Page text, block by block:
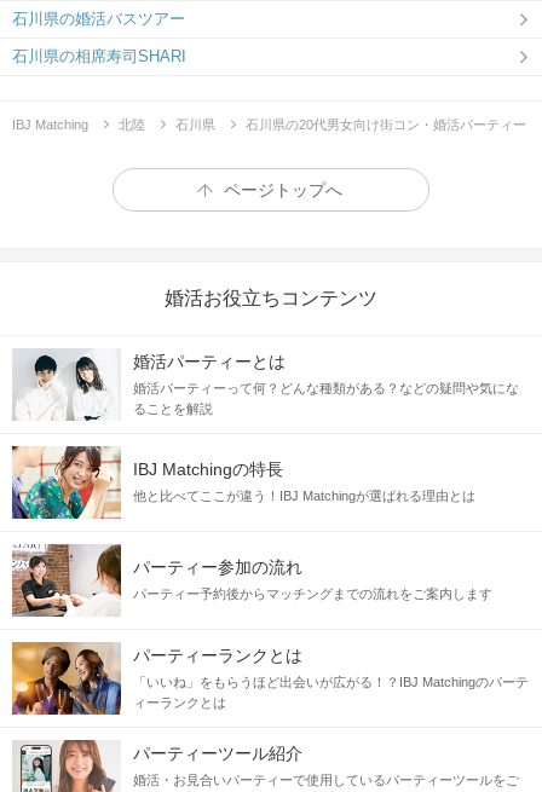
石川県の婚活バスツアー
石川県の相席寿司SHARI
IBJ Matching 北陸 石川県 石川県の20代男女向け街コン・婚活パーティー
ページトップへ
婚活お役立ちコンテンツ
婚活パーティーとは
婚活パーティーって何？どんな種類がある？などの疑問や気にな
ることを解説
IBJ Matchingの特長
他と比べてここが違う！IBJ Matchingが選ばれる理由とは
パーティー参加の流れ
パーティー予約後からマッチングまでの流れをご案内します
パーティーランクとは
「いいね」をもらうほど出会いが広がる！？IBJ Matchingのパーテ
ィーランクとは
パーティーツール紹介
婚活・お見合いパーティーで使用しているパーティーツールをご